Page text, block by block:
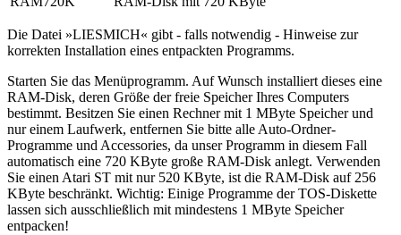
Die Datei »LIESMICH« gibt - falls notwendig - Hinweise zur
korrekten Installation eines entpackten Programms.
Starten Sie das Menüprogramm. Auf Wunsch installiert dieses eine
RAM-Disk, deren Größe der freie Speicher Ihres Computers
bestimmt. Besitzen Sie einen Rechner mit 1 MByte Speicher und
nur einem Laufwerk, entfernen Sie bitte alle Auto-Ordner-
Programme und Accessories, da unser Programm in diesem Fall
automatisch eine 720 KByte große RAM-Disk anlegt. Verwenden
Sie einen Atari ST mit nur 520 KByte, ist die RAM-Disk auf 256
KByte beschränkt. Wichtig: Einige Programme der TOS-Diskette
lassen sich ausschließlich mit mindestens 1 MByte Speicher
entpacken!